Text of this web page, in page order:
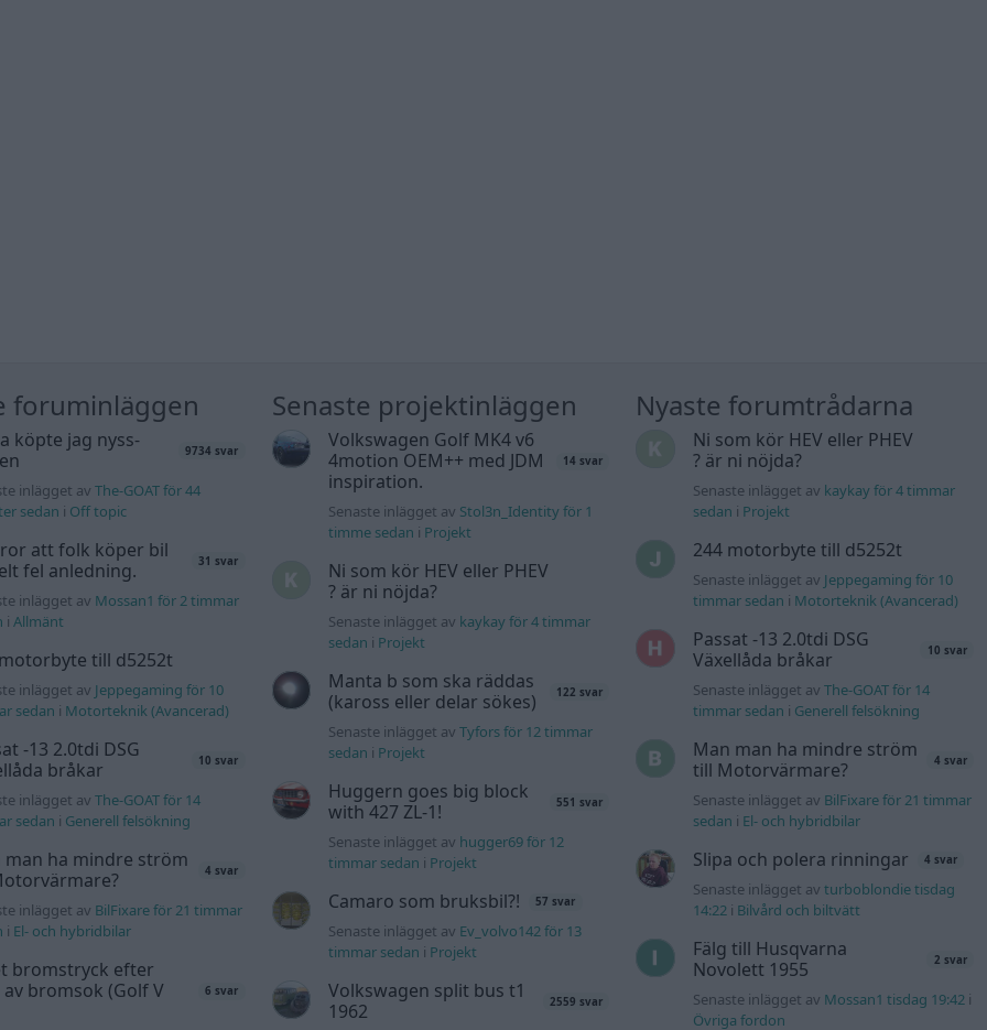
foruminläggen
köpte jag nyss-
9734 svar
inlägget avThe-GOAT för 44
sedan i Off topic
att folk köper bil
fel anledning.
31 svar
inlägget av Mossan1 för 2 timmar
iAllmänt
till d5252t
inlägget av Jeppegaming för 10
sedan i Motorteknik (Avancerad)
-13 2.0tdi DSG
bråkar
10 svar
inlägget avThe-GOAT för 14
sedan i Generell felsökning
man ha mindre ström
4 svar
inlägget av BilFixare för 21 timmar
i El- och hybridbilar
bromstryck efter
av bromsok (Golf V
6 svar
Senaste projektinläggen
Volkswagen Golf MK4 v6
4motion OEM++ med JDM
inspiration.
14 svar
Senaste inlägget av Stol3n_Identity för 1
timme sedan i Projekt
Ni som kör HEV eller PHEV
? är ni nöjda?
Senaste inlägget av kaykay för 4 timmar
sedan i Projekt
Manta b som ska räddas
(kaross eller delar sökes)
122 svar
Senaste inlägget av Tyfors för 12 timmar
sedan i Projekt
Huggern goes big block
with 427 ZL-1!
551 svar
Senaste inlägget av hugger69 för 12
timmar sedan i Projekt
Camaro som bruksbil?! 57 svar
Senaste inlägget av Ev_volvo142 för 13
timmar sedan i Projekt
Volkswagen split bus t1
1962
2559 svar
Nyaste forumtrådarna
Ni som kör HEV eller PHEV
? är ni nöjda?
Senaste inlägget av kaykay för 4 timmar
sedan i Projekt
244 motorbyte till d5252t
Senaste inlägget av Jeppegaming för 10
timmar sedan i Motorteknik (Avancerad)
Passat -13 2.0tdi DSG
Växellåda bråkar
10 svar
Senaste inlägget av The-GOAT för 14
timmar sedan i Generell felsökning
Man man ha mindre ström
till Motorvärmare?
4 svar
Senaste inlägget av BilFixare för 21 timmar
sedan i El- och hybridbilar
Slipa och polera rinningar 4 svar
Senaste inlägget av turboblondie tisdag
14:22i Bilvård och biltvätt
Fälg till Husqvarna
Novolett 1955
2 svar
Senaste inlägget av Mossan1 tisdag 19:42i
Övriga fordon